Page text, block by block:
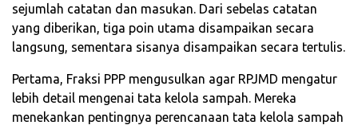
sejumlah catatan dan masukan. Dari sebelas catatan
yang diberikan, tiga poin utama disampaikan secara
langsung, sementara sisanya disampaikan secara tertulis.
Pertama, Fraksi PPP mengusulkan agar RPJMD mengatur
lebih detail mengenai tata kelola sampah. Mereka
menekankan pentingnya perencanaan tata kelola sampah